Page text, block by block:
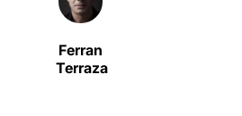
Ferran
Terraza